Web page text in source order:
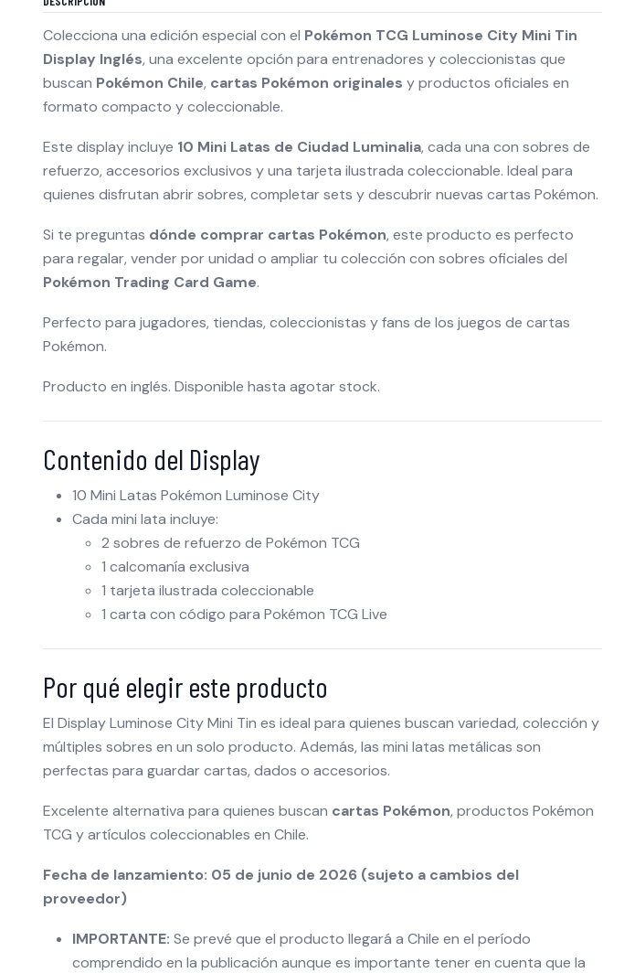
Colecciona una edición especial con el Pokémon TCG Luminose City Mini Tin
Display Inglés, una excelente opción para entrenadores y coleccionistas que
buscan Pokémon Chile, cartas Pokémon originales y productos oficiales en
formato compacto y coleccionable.
Este display incluye 10 Mini Latas de Ciudad Luminalia, cada una con sobres de
refuerzo, accesorios exclusivos y una tarjeta ilustrada coleccionable. Ideal para
quienes disfrutan abrir sobres, completar sets y descubrir nuevas cartas Pokémon.
Si te preguntas dónde comprar cartas Pokémon, este producto es perfecto
para regalar, vender por unidad o ampliar tu colección con sobres oficiales del
Pokémon Trading Card Game.
Perfecto para jugadores, tiendas, coleccionistas y fans de los juegos de cartas
Pokémon.
Producto en inglés. Disponible hasta agotar stock.
Contenido del Display
10 Mini Latas Pokémon Luminose City
Cada mini lata incluye:
2 sobres de refuerzo de Pokémon TCG
1 calcomanía exclusiva
1 tarjeta ilustrada coleccionable
1 carta con código para Pokémon TCG Live
Por qué elegir este producto
El Display Luminose City Mini Tin es ideal para quienes buscan variedad, colección y
múltiples sobres en un solo producto. Además, las mini latas metálicas son
perfectas para guardar cartas, dados o accesorios.
Excelente alternativa para quienes buscan cartas Pokémon, productos Pokémon
TCG y artículos coleccionables en Chile.
Fecha de lanzamiento: 05 de junio de 2026 (sujeto a cambios del
proveedor)
IMPORTANTE: Se prevé que el producto llegará a Chile en el período
comprendido en la publicación aunque es importante tener en cuenta que la